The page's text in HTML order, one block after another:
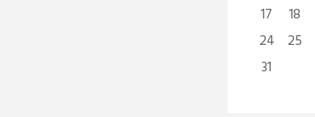
17
18
24
25
31